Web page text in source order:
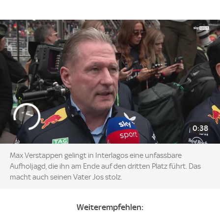
0:38
Max Verstappen gelingt in Interlagos eine unfassbare
Aufholjagd, die ihn am Ende auf den dritten Platz führt. Das
macht auch seinen Vater Jos stolz.
Weiterempfehlen: